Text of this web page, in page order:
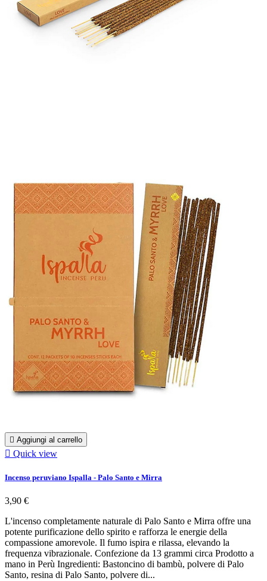
 Aggiungi al carrello
 Quick view
Incenso peruviano Ispalla - Palo Santo e Mirra
3,90 €
L'incenso completamente naturale di Palo Santo e Mirra offre una
potente purificazione dello spirito e rafforza le energie della
compassione amorevole. Il fumo ispira e rilassa, elevando la
frequenza vibrazionale. Confezione da 13 grammi circa Prodotto a
mano in Perù Ingredienti: Bastoncino di bambù, polvere di Palo
Santo, resina di Palo Santo, polvere di...